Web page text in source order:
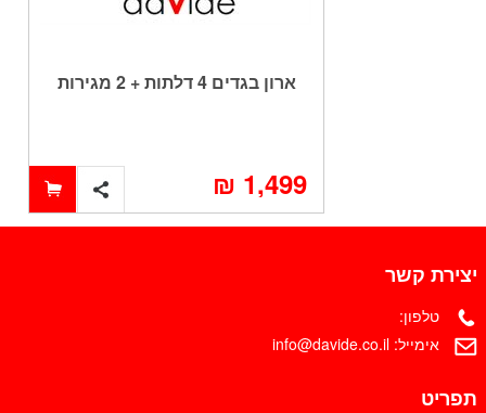
ארון בגדים 4 דלתות + 2 מגירות
1,499 ₪
יצירת קשר
טלפון:
אימייל: info@davide.co.il
תפריט